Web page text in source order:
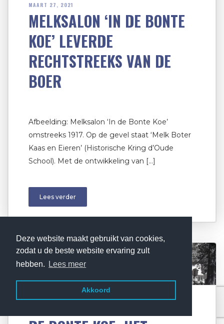
Deze website maakt gebruikt van cookies,
zodat u de beste website ervaring zult
hebben.
Lees meer
Akkoord
MAART 27, 2021
MELKSALON ‘IN DE BONTE
KOE’ LEVERDE
RECHTSTREEKS VAN DE
BOER
Afbeelding: Melksalon ‘In de Bonte Koe’
omstreeks 1917. Op de gevel staat ‘Melk Boter
Kaas en Eieren’ (Historische Kring d’Oude
School). Met de ontwikkeling van […]
Lees verder